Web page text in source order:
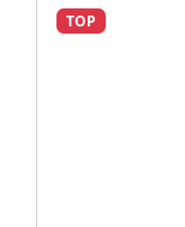
TOP